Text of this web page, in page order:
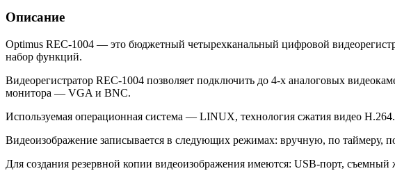
Описание
Optimus REC-1004 — это бюджетный четырехканальный цифровой
набор функций.
Видеорегистратор REC-1004 позволяет подключить до 4-х аналоговых
монитора — VGA и BNC.
Используемая операционная система — LINUX, технология сжатия видео H.264.
Видеоизображение записывается в следующих режимах: вручную, по таймеру,
Для создания резервной копии видеоизображения имеются: USB-порт, съемный